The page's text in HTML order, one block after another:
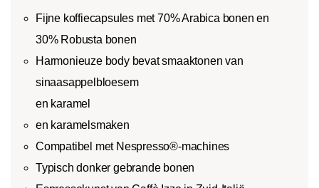
Fijne koffiecapsules met 70% Arabica bonen en
30% Robusta bonen
Harmonieuze body bevat smaaktonen van
sinaasappelbloesem
en karamel
en karamelsmaken
Compatibel met Nespresso®-machines
Typisch donker gebrande bonen